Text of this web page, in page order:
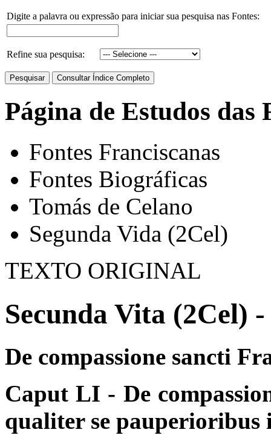
Digite a palavra ou expressão para iniciar sua pesquisa nas Fontes:
Refine sua pesquisa:
Página de Estudos das
Fontes Franciscanas
Fontes Biográficas
Tomás de Celano
Segunda Vida (2Cel)
TEXTO ORIGINAL
Secunda Vita (2Cel) -
De compassione sancti
Caput LI - De
qualiter se pauperioribus